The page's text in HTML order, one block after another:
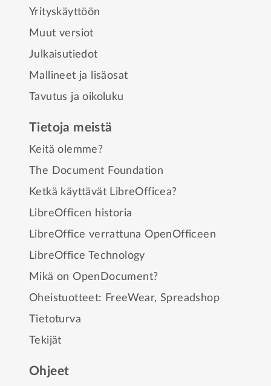
Yrityskäyttöön
Muut versiot
Julkaisutiedot
Mallineet ja lisäosat
Tavutus ja oikoluku
Tietoja meistä
Keitä olemme?
The Document Foundation
Ketkä käyttävät LibreOfficea?
LibreOfficen historia
LibreOffice verrattuna OpenOfficeen
LibreOffice Technology
Mikä on OpenDocument?
Oheistuotteet: FreeWear,Spreadshop
Tietoturva
Tekijät
Ohjeet